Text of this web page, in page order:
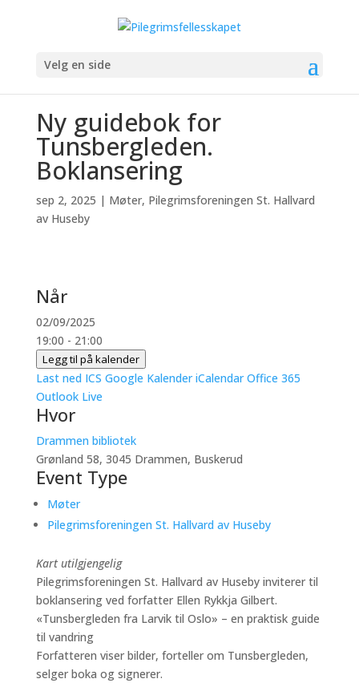
Velg en side
Ny guidebok for
Tunsbergleden.
Boklansering
sep 2, 2025 | Møter, Pilegrimsforeningen St. Hallvard
av Huseby
Når
02/09/2025
19:00 - 21:00
Legg til på kalender
Last ned ICS Google Kalender iCalendar Office 365
Outlook Live
Hvor
Drammen bibliotek
Grønland 58, 3045 Drammen, Buskerud
Event Type
Møter
Pilegrimsforeningen St. Hallvard av Huseby
Kart utilgjengelig
Pilegrimsforeningen St. Hallvard av Huseby inviterer til
boklansering ved forfatter Ellen Rykkja Gilbert.
«Tunsbergleden fra Larvik til Oslo» – en praktisk guide
til vandring
Forfatteren viser bilder, forteller om Tunsbergleden,
selger boka og signerer.